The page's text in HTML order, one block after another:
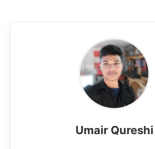
Umair Qureshi